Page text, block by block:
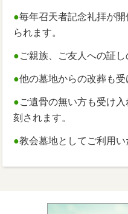
●毎年召天者記念礼拝が
られます。
●ご親族、ご友人への証し
●他の墓地からの改葬も受
●ご遺骨の無い方も受け
刻されます。
●教会墓地としてご利用い